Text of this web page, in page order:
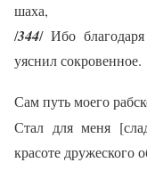
шаха,
/344/ Ибо
уяснил сокровенное.
Сам путь моего
Стал для меня
красоте дружеского